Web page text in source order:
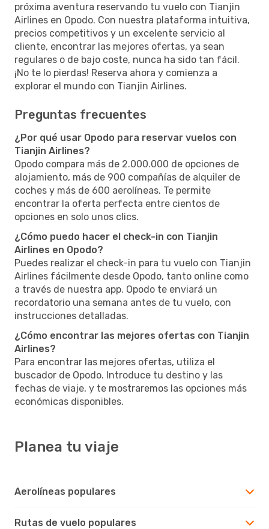
próxima aventura reservando tu vuelo con Tianjin
Airlines en Opodo. Con nuestra plataforma intuitiva,
precios competitivos y un excelente servicio al
cliente, encontrar las mejores ofertas, ya sean
regulares o de bajo coste, nunca ha sido tan fácil.
¡No te lo pierdas! Reserva ahora y comienza a
explorar el mundo con Tianjin Airlines.
Preguntas frecuentes
¿Por qué usar Opodo para reservar vuelos con
Tianjin Airlines?
Opodo compara más de 2.000.000 de opciones de
alojamiento, más de 900 compañías de alquiler de
coches y más de 600 aerolíneas. Te permite
encontrar la oferta perfecta entre cientos de
opciones en solo unos clics.
¿Cómo puedo hacer el check-in con Tianjin
Airlines en Opodo?
Puedes realizar el check-in para tu vuelo con Tianjin
Airlines fácilmente desde Opodo, tanto online como
a través de nuestra app. Opodo te enviará un
recordatorio una semana antes de tu vuelo, con
instrucciones detalladas.
¿Cómo encontrar las mejores ofertas con Tianjin
Airlines?
Para encontrar las mejores ofertas, utiliza el
buscador de Opodo. Introduce tu destino y las
fechas de viaje, y te mostraremos las opciones más
económicas disponibles.
Planea tu viaje
Aerolíneas populares
Rutas de vuelo populares